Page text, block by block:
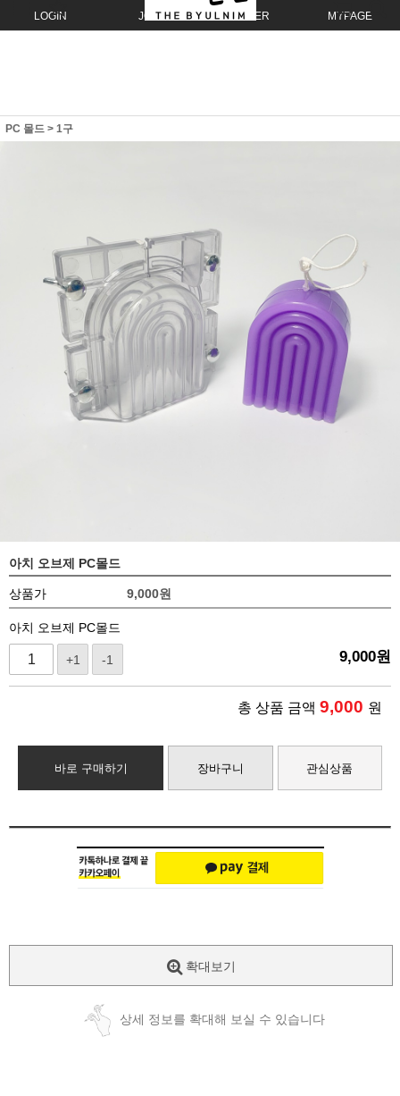
LOGIN JOIN ORDER MYPAGE
PC 몰드 > 1구
아치 오브제 PC몰드
상품가 9,000원
아치 오브제 PC몰드
+1 -1 9,000원
총 상품 금액 9,000 원
바로 구매하기 장바구니 관심상품
확대보기
상세 정보를 확대해 보실 수 있습니다